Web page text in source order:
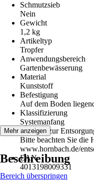
Schmutzsieb
Nein
Gewicht
1,2 kg
Artikeltyp
Tropfer
Anwendungsbereich
Gartenbewässerung
Material
Kunststoff
Befestigung
Auf dem Boden
Klassifizierung
Systemanfang
Hinweis zur
Bitte beachten Sie die
www.hornbach.de/
EAN
4013198009331
Mehr anzeigen
Beschreibung
Bereich überspringen